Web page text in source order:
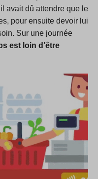
avait dû attendre que le
pour ensuite devoir lui
Sur une journée
est loin d’être